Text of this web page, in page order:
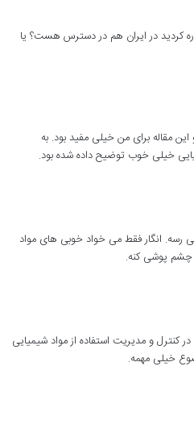
کردید در ایران هم در دسترس هست؟ یا
مقاله برای من خیلی مفید بود. به
خیلی خوب توضیح داده شده بود.
رسه. انگار فقط می خواد خوبی های مواد
چشم پوشی کنه.
و مدیریت استفاده از مواد شیمیایی
خیلی مهمه.